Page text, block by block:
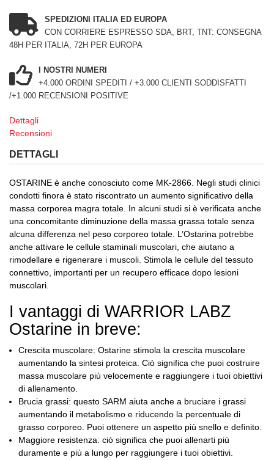
SPEDIZIONI ITALIA ED EUROPA
CON CORRIERE ESPRESSO SDA, BRT, TNT: CONSEGNA
48H PER ITALIA, 72H PER EUROPA
I NOSTRI NUMERI
+4.000 ORDINI SPEDITI / +3.000 CLIENTI SODDISFATTI
/+1.000 RECENSIONI POSITIVE
Dettagli
Recensioni
DETTAGLI
OSTARINE è anche conosciuto come MK-2866. Negli studi clinici
condotti finora è stato riscontrato un aumento significativo della
massa corporea magra totale. In alcuni studi si è verificata anche
una concomitante diminuzione della massa grassa totale senza
alcuna differenza nel peso corporeo totale. L’Ostarina potrebbe
anche attivare le cellule staminali muscolari, che aiutano a
rimodellare e rigenerare i muscoli. Stimola le cellule del tessuto
connettivo, importanti per un recupero efficace dopo lesioni
muscolari.
I vantaggi di WARRIOR LABZ
Ostarine in breve:
Crescita muscolare: Ostarine stimola la crescita muscolare
aumentando la sintesi proteica. Ciò significa che puoi costruire
massa muscolare più velocemente e raggiungere i tuoi obiettivi
di allenamento.
Brucia grassi: questo SARM aiuta anche a bruciare i grassi
aumentando il metabolismo e riducendo la percentuale di
grasso corporeo. Puoi ottenere un aspetto più snello e definito.
Maggiore resistenza: ciò significa che puoi allenarti più
duramente e più a lungo per raggiungere i tuoi obiettivi.